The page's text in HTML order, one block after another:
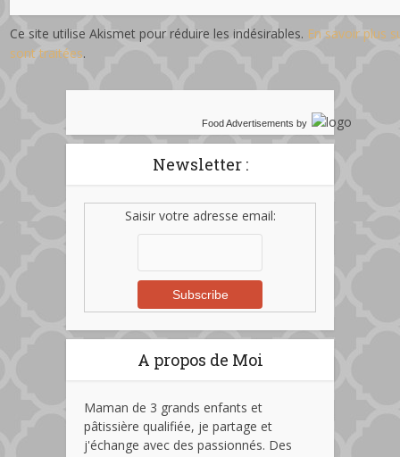
Ce site utilise Akismet pour réduire les indésirables. En savoir plus
sont traitées.
Food Advertisements by
Newsletter :
Saisir votre adresse email:
A propos de Moi
Maman de 3 grands enfants et
pâtissière qualifiée, je partage et
j'échange avec des passionnés. Des